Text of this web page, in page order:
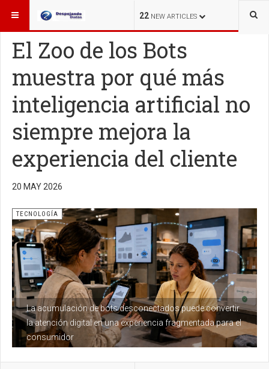
22 NEW ARTICLES
ESTÁ AQUÍ: TECNOLOGÍA
El Zoo de los Bots
muestra por qué más
inteligencia artificial no
siempre mejora la
experiencia del cliente
20 MAY 2026
La acumulación de bots desconectados puede convertir
la atención digital en una experiencia fragmentada para el
consumidor
TECNOLOGÍA